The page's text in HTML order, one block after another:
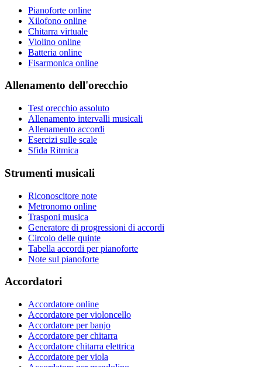
Pianoforte online
Xilofono online
Chitarra virtuale
Violino online
Batteria online
Fisarmonica online
Allenamento dell'orecchio
Test orecchio assoluto
Allenamento intervalli musicali
Allenamento accordi
Esercizi sulle scale
Sfida Ritmica
Strumenti musicali
Riconoscitore note
Metronomo online
Trasponi musica
Generatore di progressioni di accordi
Circolo delle quinte
Tabella accordi per pianoforte
Note sul pianoforte
Accordatori
Accordatore online
Accordatore per violoncello
Accordatore per banjo
Accordatore per chitarra
Accordatore chitarra elettrica
Accordatore per viola